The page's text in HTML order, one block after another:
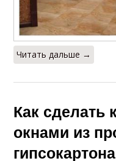
Читать дальше →
Как сделать
окнами из